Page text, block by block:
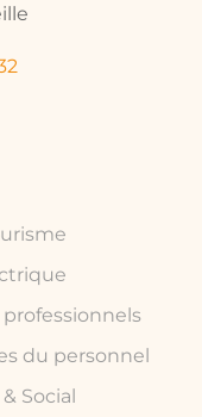
du personnel
Social